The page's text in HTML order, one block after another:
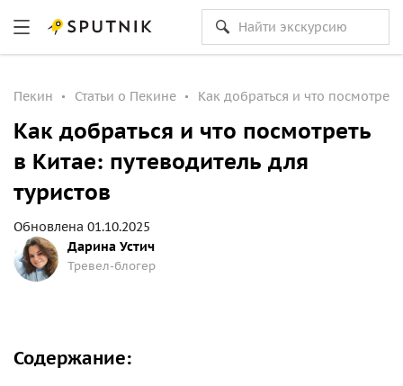
Пекин Статьи о Пекине Как добраться и что
Как добраться и что посмотреть
в Китае: путеводитель для
туристов
Дарина Устич
Тревел-блогер
Обновлена 01.10.2025
Содержание: